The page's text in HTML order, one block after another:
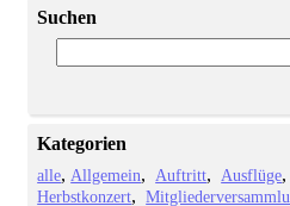
Suchen
Kategorien
alle Allgemein Auftritt Ausflüge
Herbstkonzert